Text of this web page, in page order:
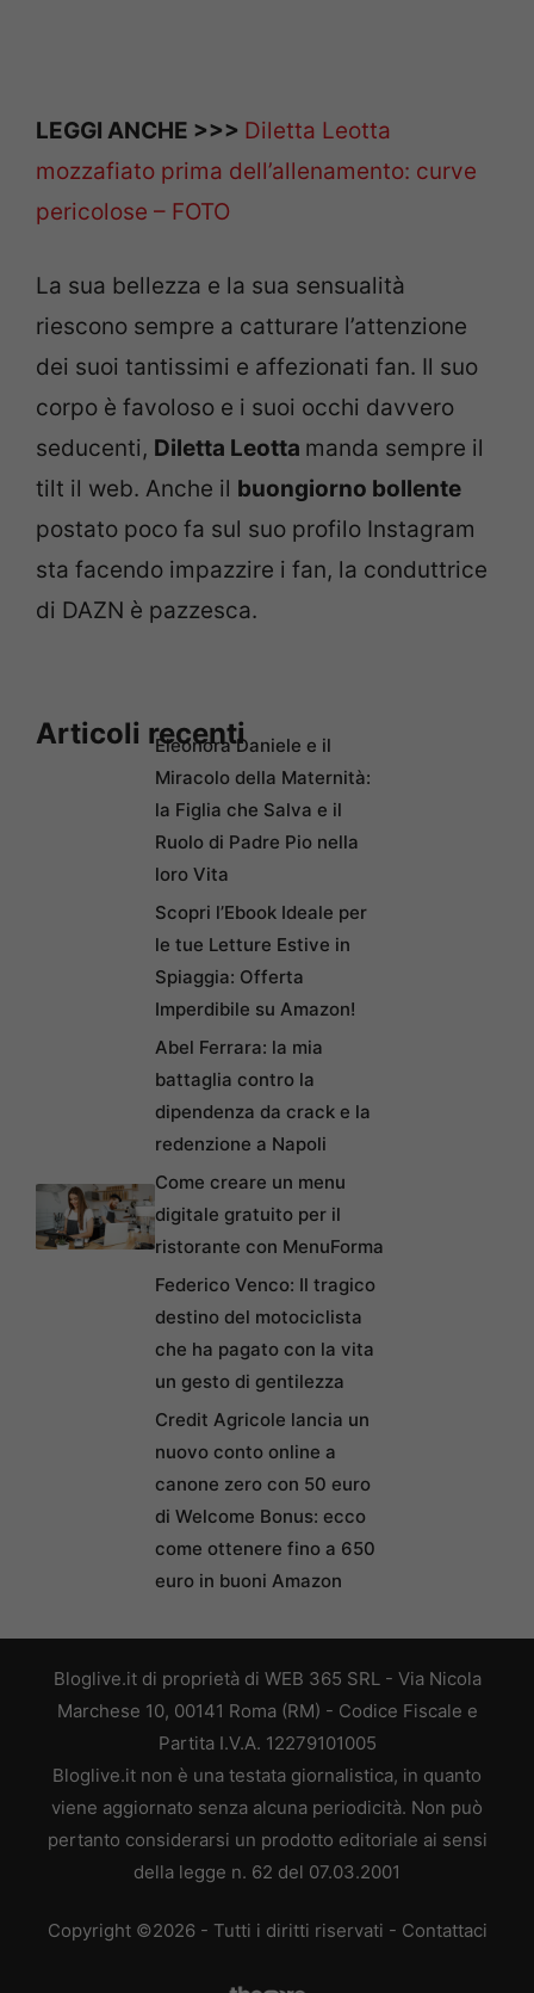
LEGGI ANCHE >>> Diletta Leotta
mozzafiato prima dell’allenamento: curve
pericolose – FOTO
La sua bellezza e la sua sensualità
riescono sempre a catturare l’attenzione
dei suoi tantissimi e affezionati fan. Il suo
corpo è favoloso e i suoi occhi davvero
seducenti, Diletta Leotta manda sempre il
tilt il web. Anche il buongiorno bollente
postato poco fa sul suo profilo Instagram
sta facendo impazzire i fan, la conduttrice
di DAZN è pazzesca.
Articoli recentiEleonora Daniele e il
Miracolo della Maternità:
la Figlia che Salva e il
Ruolo di Padre Pio nella
loro Vita
Scopri l’Ebook Ideale per
le tue Letture Estive in
Spiaggia: Offerta
Imperdibile su Amazon!
Abel Ferrara: la mia
battaglia contro la
dipendenza da crack e la
redenzione a Napoli
Come creare un menu
digitale gratuito per il
ristorante con MenuForma
Federico Venco: Il tragico
destino del motociclista
che ha pagato con la vita
un gesto di gentilezza
Credit Agricole lancia un
nuovo conto online a
canone zero con 50 euro
di Welcome Bonus: ecco
come ottenere fino a 650
euro in buoni Amazon
Bloglive.it di proprietà di WEB 365 SRL - Via Nicola
Marchese 10, 00141 Roma (RM) - Codice Fiscale e
Partita I.V.A. 12279101005
Bloglive.it non è una testata giornalistica, in quanto
viene aggiornato senza alcuna periodicità. Non può
pertanto considerarsi un prodotto editoriale ai sensi
della legge n. 62 del 07.03.2001
Copyright ©2026 - Tutti i diritti riservati - Contattaci